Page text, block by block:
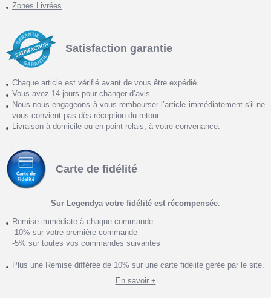
Zones Livrées
Satisfaction garantie
Chaque article est vérifié avant de vous être expédié
Vous avez 14 jours pour changer d’avis.
Nous nous engageons à vous rembourser l’article immédiatement s'il ne
vous convient pas dès réception du retour.
Livraison à domicile ou en point relais, à votre convenance.
Carte de fidélité
Sur Legendya votre fidélité est récompensée
Remise immédiate à chaque commande
-10% sur votre première commande
-5% sur toutes vos commandes suivantes
Plus une Remise différée de 10% sur une carte fidélité gérée par le site.
En savoir +